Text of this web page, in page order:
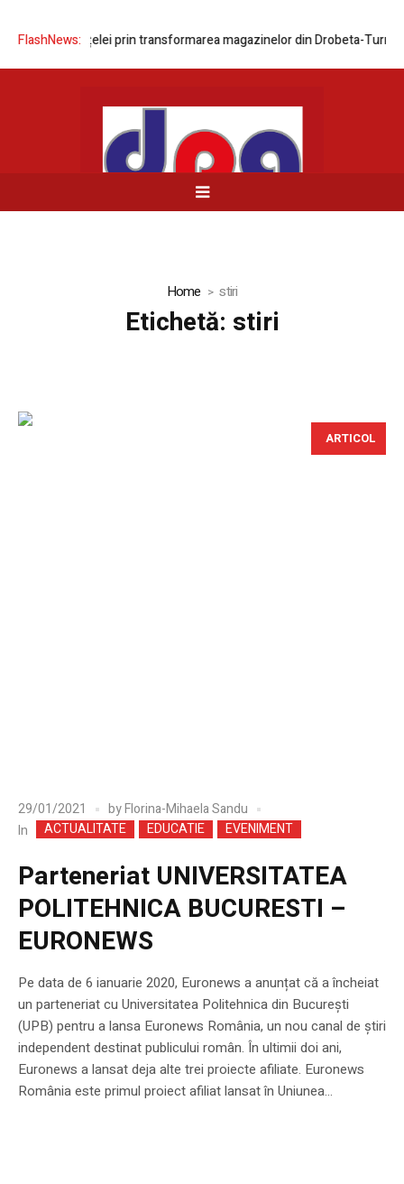
FlashNews:
rețelei prin transformarea magazinelor din Drobeta-Turnu
Home stiri
Etichetă: stiri
ARTICOL
29/01/2021 byFlorina-Mihaela Sandu
In
ACTUALITATE EDUCATIE EVENIMENT
Parteneriat UNIVERSITATEA
POLITEHNICA BUCURESTI –
EURONEWS
Pe data de 6 ianuarie 2020, Euronews a anunțat că a încheiat
un parteneriat cu Universitatea Politehnica din București
(UPB) pentru a lansa Euronews România, un nou canal de știri
independent destinat publicului român. În ultimii doi ani,
Euronews a lansat deja alte trei proiecte afiliate. Euronews
România este primul proiect afiliat lansat în Uniunea...